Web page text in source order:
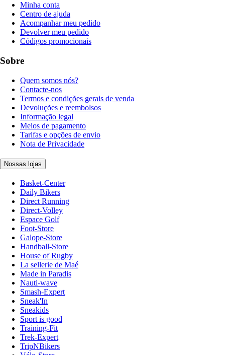
Minha conta
Centro de ajuda
Acompanhar meu pedido
Devolver meu pedido
Códigos promocionais
Sobre
Quem somos nós?
Contacte-nos
Termos e condições gerais de venda
Devoluções e reembolsos
Informação legal
Meios de pagamento
Tarifas e opções de envio
Nota de Privacidade
Nossas lojas
Basket-Center
Daily Bikers
Direct Running
Direct-Volley
Espace Golf
Foot-Store
Galope-Store
Handball-Store
House of Rugby
La sellerie de Maé
Made in Paradis
Nauti-wave
Smash-Expert
Sneak'In
Sneakids
Sport is good
Training-Fit
Trek-Expert
TripNBikers